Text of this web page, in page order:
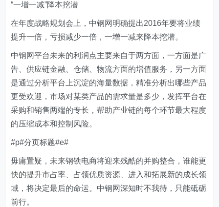
“一增一减”降本挖潜
在年度战略规划会上，中钢网明确提出2016年要将业绩
提升一倍，亏损减少一倍，一增一减来降本挖潜。
中钢网平台未来的利润点主要来自于两方面，一方面是广
告、供应链金融、仓储、物流方面的增值服务，另一方面
是通过分析平台上沉淀的海量数据，精准分析出哪些产品
更受欢迎，市场对某类产品的需求量是多少，发挥平台在
采购和销售两端的专长，帮助产业链的每个环节最大程度
的压缩成本和控制风险。
#p#分页标题#e#
毋庸置疑，未来钢铁电商将迎来残酷的并购整合，谁能更
快的提升市占率、占领优质资源、进入和拓展新的成长领
域，将决定最后的命运。中钢网深知时不我待，只能砥砺
前行。